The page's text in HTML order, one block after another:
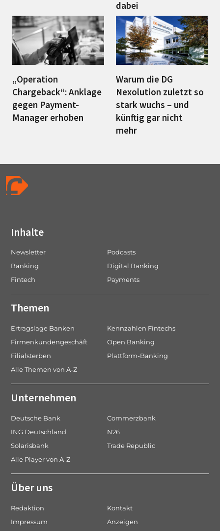
dabei
„Operation
Chargeback“: Anklage
gegen Payment-
Manager erhoben
Warum die DG
Nexolution zuletzt so
stark wuchs – und
künftig gar nicht
mehr
Inhalte
Newsletter
Podcasts
Banking
Digital Banking
Fintech
Payments
Themen
Ertragslage Banken
Kennzahlen Fintechs
Firmenkundengeschäft
Open Banking
Filialsterben
Plattform-Banking
Alle Themen von A-Z
Unternehmen
Deutsche Bank
Commerzbank
ING Deutschland
N26
Solarisbank
Trade Republic
Alle Player von A-Z
Über uns
Redaktion
Kontakt
Impressum
Anzeigen